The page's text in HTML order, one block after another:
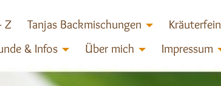
Z Tanjas Backmischungen
Kräuterfein
& Infos Über mich Impressum